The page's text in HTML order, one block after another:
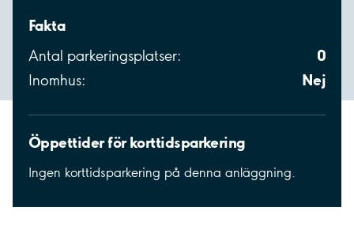
Fakta
Antal parkeringsplatser: 0
Inomhus: Nej
Öppettider för korttidsparkering
Ingen korttidsparkering på denna anläggning.